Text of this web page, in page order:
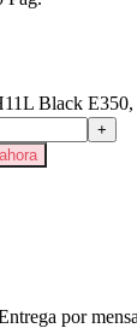
Black E350,
por